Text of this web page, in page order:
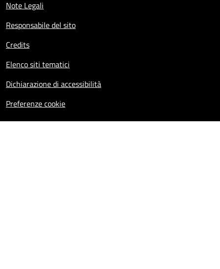
Note Legali
Responsabile del sito
Credits
Elenco siti tematici
Dichiarazione di accessibilità
Preferenze cookie